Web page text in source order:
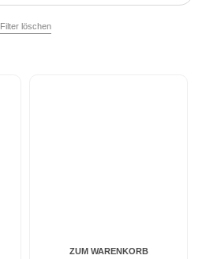
Filter löschen
ZUM WARENKORB